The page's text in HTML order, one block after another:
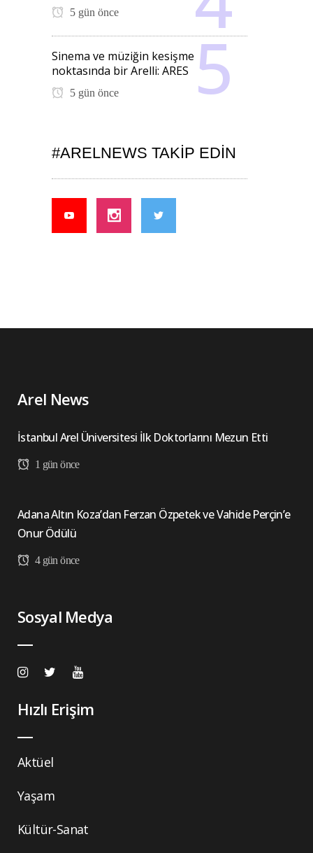
5 gün önce
Sinema ve müziğin kesişme
noktasında bir Arelli: ARES
5 gün önce
#ARELNEWS TAKIP EDIN
Arel News
İstanbul Arel Üniversitesi İlk Doktorlarını Mezun Etti
1 gün önce
Adana Altın Koza’dan Ferzan Özpetek ve Vahide Perçin’e
Onur Ödülü
4 gün önce
Sosyal Medya
Hızlı Erişim
Aktüel
Yaşam
Kültür-Sanat